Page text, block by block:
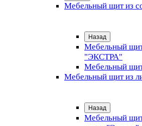
Мебельный щит из
Назад
Мебельный
"ЭКСТРА"
Мебельный
Мебельный щит из
Назад
Мебельный